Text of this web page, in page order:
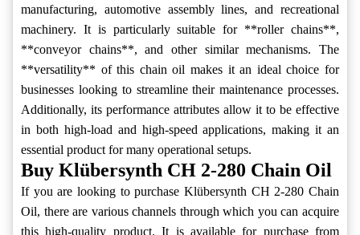
manufacturing, automotive assembly lines, and recreational
machinery. It is particularly suitable for **roller chains**,
**conveyor chains**, and other similar mechanisms. The
**versatility** of this chain oil makes it an ideal choice for
businesses looking to streamline their maintenance processes.
Additionally, its performance attributes allow it to be effective
in both high-load and high-speed applications, making it an
essential product for many operational setups.
Buy Klübersynth CH 2-280 Chain Oil
If you are looking to purchase Klübersynth CH 2-280 Chain
Oil, there are various channels through which you can acquire
this high-quality product. It is available for purchase from